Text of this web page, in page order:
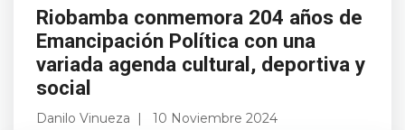
Riobamba conmemora 204 años de
Emancipación Política con una
variada agenda cultural, deportiva y
social
Danilo Vinueza 10 Noviembre 2024